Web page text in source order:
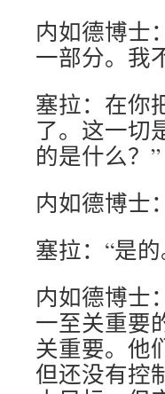
内如德博士
一部分。我
塞拉：在你
了。这一切
的是什么？”
内如德博士
塞拉：“是
内如德博士
一至关重要
关重要。他
但还没有控